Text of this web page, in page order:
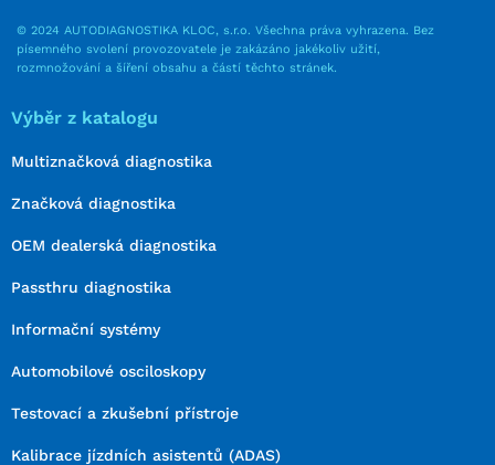
© 2024 AUTODIAGNOSTIKA KLOC, s.r.o. Všechna práva vyhrazena. Bez
písemného svolení provozovatele je zakázáno jakékoliv užití,
rozmnožování a šíření obsahu a částí těchto stránek.
Výběr z katalogu
Multiznačková diagnostika
Značková diagnostika
OEM dealerská diagnostika
Passthru diagnostika
Informační systémy
Automobilové osciloskopy
Testovací a zkušební přístroje
Kalibrace jízdních asistentů (ADAS)